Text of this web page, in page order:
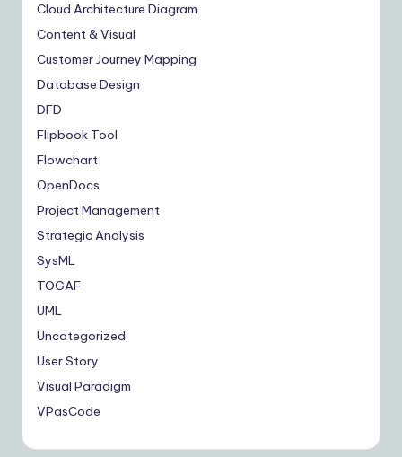
Cloud Architecture Diagram
Content & Visual
Customer Journey Mapping
Database Design
DFD
Flipbook Tool
Flowchart
OpenDocs
Project Management
Strategic Analysis
SysML
TOGAF
UML
Uncategorized
User Story
Visual Paradigm
VPasCode